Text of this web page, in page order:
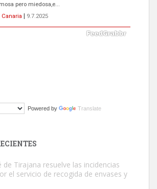
incluida...
Canaria
9.7.2025
aparecido en la calle hace menos de un mes,
Powered by Translate
Tirajana resuelve las incidencias
el servicio de recogida de envases y